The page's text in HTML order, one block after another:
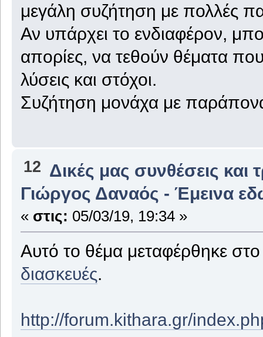
μεγάλη συζήτηση με πολλές
Αν υπάρχει το ενδιαφέρον,
απορίες, να τεθούν θέματα
λύσεις και στόχοι.
Συζήτηση μονάχα με παράπονα
12 Δικές μας συνθέσεις και
Γιώργος Δαναός - Έμεινα
« στις: 05/03/19, 19:34 »
Αυτό το θέμα μεταφέρθηκε στο
διασκευές.
http://forum.kithara.gr/